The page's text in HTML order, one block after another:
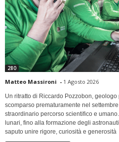
280
Matteo Massironi - 1 Agosto 2026
Un ritratto di Riccardo Pozzobon,
scomparso prematuramente nel
straordinario percorso scientifico e
lunari, fino alla formazione degli
saputo unire rigore, curiosità e generosità